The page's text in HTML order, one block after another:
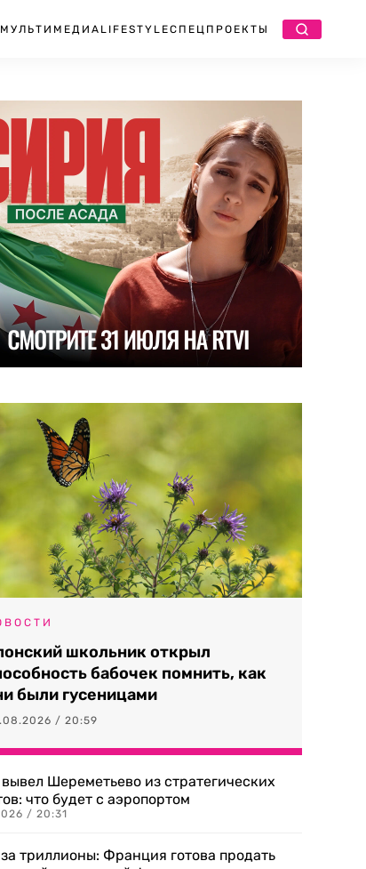
МУЛЬТИМЕДИА LIFESTYLEСПЕЦПРОЕКТЫ
школьник открыл
бабочек помнить, как
были гусеницами
/ 20:59
Шереметьево из стратегических
что будет с аэропортом
/ 20:31
триллионы: Франция готова продать